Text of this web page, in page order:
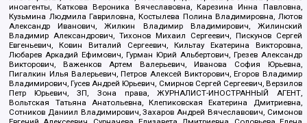
иноагенты, Каткова Вероника Вячеславовна, Карезина Инна Павловна,
Кузьмина Людмила Гавриловна, Костылева Полина Владимировна, Лютов
Александр Иванович, Жилкин Владимир Владимирович, Жилинский
Владимир Александрович, Тихонов Михаил Сергеевич, Пискунов Сергей
Евгеньевич, Ковин Виталий Сергеевич, Кильтау Екатерина Викторовна,
Любарев Аркадий Ефимович, Гурман Юрий Альбертович, Грезев Александр
Викторович, Важенков Артем Валерьевич, Иванова София Юрьевна,
Пигалкин Илья Валерьевич, Петров Алексей Викторович, Егоров Владимир
Владимирович, Гусев Андрей Юрьевич, Смирнов Сергей Сергеевич, Верзилов
Петр Юрьевич, ЗП, Зона права, ЖУРНАЛИСТ-ИНОСТРАННЫЙ АГЕНТ,
Вольтская Татьяна Анатольевна, Клепиковская Екатерина Дмитриевна,
Сотников Даниил Владимирович, Захаров Андрей Вячеславович, Симонов